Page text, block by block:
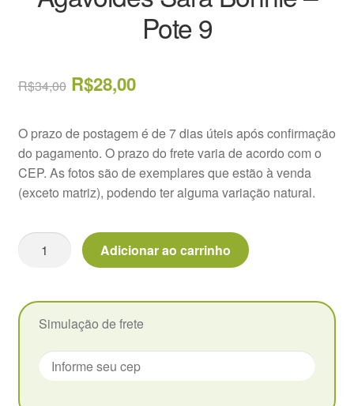
Loja
Perguntas frequentes
Placas de Identificação
Raras
Pote 9
R$34,00 O
original
era:
R$34,00.
R$28,00O
atual
é:
R$28,00.
O prazo de postagem é de 7 dias úteis após confirmação
do pagamento. O prazo do frete varia de acordo com o
CEP. As fotos são de exemplares que estão à venda
(exceto matriz), podendo ter alguma variação natural.
Agavoides
Pote
quantidade
Adicionar ao carrinho
Simulação de frete